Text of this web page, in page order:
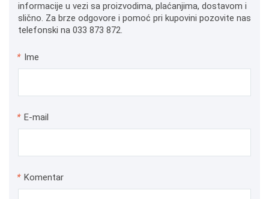
informacije u vezi sa proizvodima, plaćanjima, dostavom i
slično. Za brze odgovore i pomoć pri kupovini pozovite nas
telefonski na 033 873 872.
* Ime
* E-mail
* Komentar